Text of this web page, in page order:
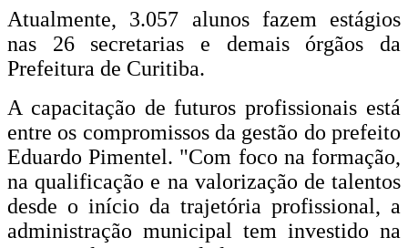
Atualmente, 3.057 alunos fazem estágios
nas 26 secretarias e demais órgãos da
Prefeitura de Curitiba.
A capacitação de futuros profissionais está
entre os compromissos da gestão do prefeito
Eduardo Pimentel. "Com foco na formação,
na qualificação e na valorização de talentos
desde o início da trajetória profissional, a
administração municipal tem investido na